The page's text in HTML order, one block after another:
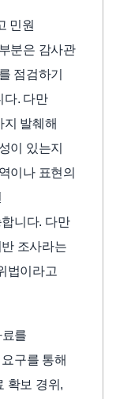
민원
분은 감사관
점검하기
다. 다만
지 발췌해
이 있는지
이나 표현의
니다. 다만
조사라는
법이라고
를
구를 통해
확보 경위,